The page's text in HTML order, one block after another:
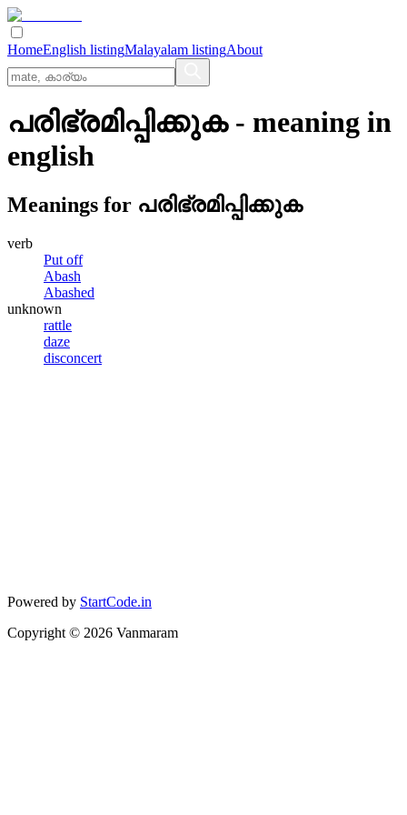
HomeEnglish listingMalayalam listingAbout
പരിഭ്രമിപ്പിക്കുക- meaning in
english
Meanings for പരിഭ്രമിപ്പിക്കുക
verb
Put off
Abash
Abashed
unknown
rattle
daze
disconcert
Powered by StartCode.in
Copyright © 2026 Vanmaram